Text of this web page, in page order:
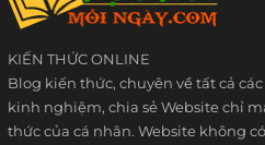
KIẾN THỨC ONLINE
Blog kiến thức, chuyên về tất cả
kinh nghiệm, chia sẻ Website chỉ
thức của cá nhân. Website không